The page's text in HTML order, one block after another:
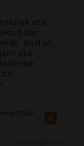
eta
balio
Bertan,
eta